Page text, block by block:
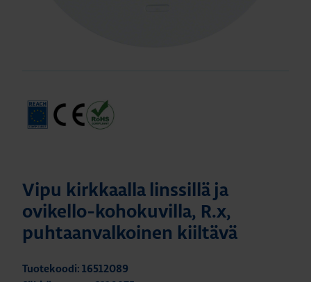
Vipu kirkkaalla linssillä ja
ovikello-kohokuvilla, R.x,
puhtaanvalkoinen kiiltävä
Tuotekoodi: 16512089